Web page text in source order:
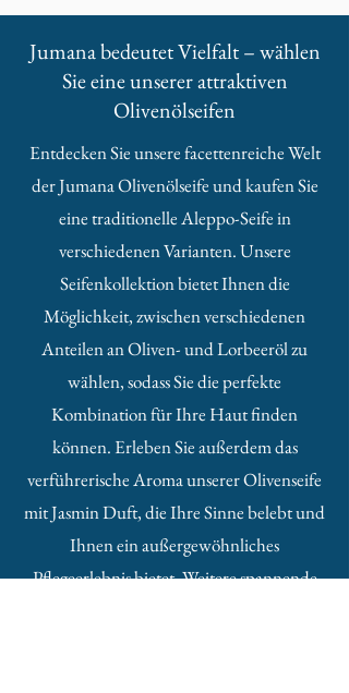
Jumana bedeutet Vielfalt – wählen
Sie eine unserer attraktiven
Olivenölseifen
Entdecken Sie unsere facettenreiche Welt
der Jumana Olivenölseife und kaufen Sie
eine traditionelle Aleppo-Seife in
verschiedenen Varianten. Unsere
Seifenkollektion bietet Ihnen die
Möglichkeit, zwischen verschiedenen
Anteilen an Oliven- und Lorbeeröl zu
wählen, sodass Sie die perfekte
Kombination für Ihre Haut finden
können. Erleben Sie außerdem das
verführerische Aroma unserer Olivenseife
mit Jasmin Duft, die Ihre Sinne belebt und
Ihnen ein außergewöhnliches
Pflegeerlebnis bietet. Weitere spannende